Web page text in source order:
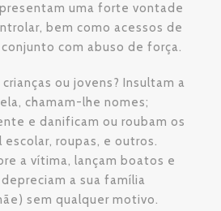
uma forte vontade
bem como acessos de
com abuso de força.
ou jovens? Insultam a
chamam-lhe nomes;
e danificam ou roubam os
roupas, e outros.
a vítima, lançam boatos e
a sua família
sem qualquer motivo.